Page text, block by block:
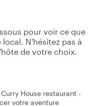
pour voir ce que
N'hésitez pas à
de votre choix.
House restaurant -
votre aventure